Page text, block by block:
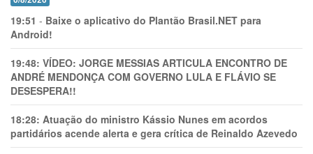
19:51 - Baixe o aplicativo do Plantão Brasil.NET para
Android!
19:48: VÍDEO: JORGE MESSIAS ARTICULA ENCONTRO DE
ANDRÉ MENDONÇA COM GOVERNO LULA E FLÁVIO SE
DESESPERA!!
18:28: Atuação do ministro Kássio Nunes em acordos
partidários acende alerta e gera crítica de Reinaldo Azevedo